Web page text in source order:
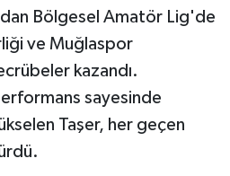
Bölgesel Amatör Lig'de
ve Muğlaspor
kazandı.
sayesinde
Taşer, her geçen